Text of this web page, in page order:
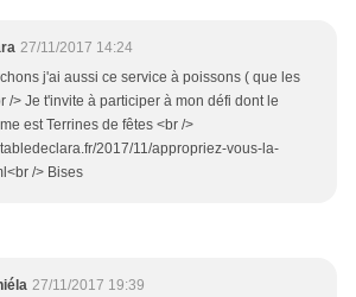
27/11/2017 14:24
j'ai aussi ce service à poissons ( que les
/> Je t'invite à participer à mon défi dont le
est Terrines de fêtes <br />
2017/11/appropriez-vous-la-
/> Bises
27/11/2017 19:39